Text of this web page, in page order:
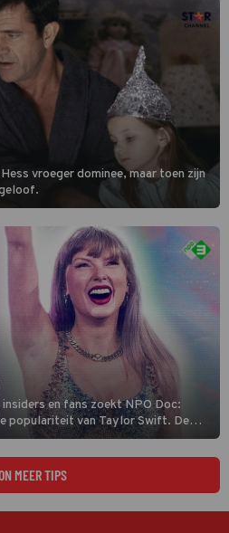
vroeger dominee, maar toen zijn
en fans zoekt NPO Doc:
populariteit van Taylor Swift. De
succesvolste sterren van onze tijd
MEER TIPS